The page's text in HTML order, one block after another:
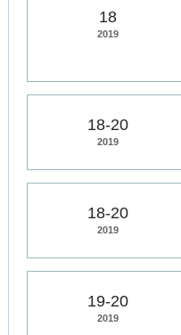
18
2019
18-20
2019
18-20
2019
19-20
2019